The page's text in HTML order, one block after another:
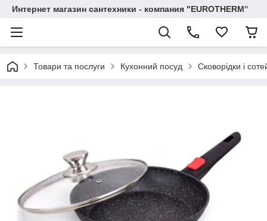
Интернет магазин сантехники - компания "EUROTHERM"
Товари та послуги Кухонний посуд Сковорідки і